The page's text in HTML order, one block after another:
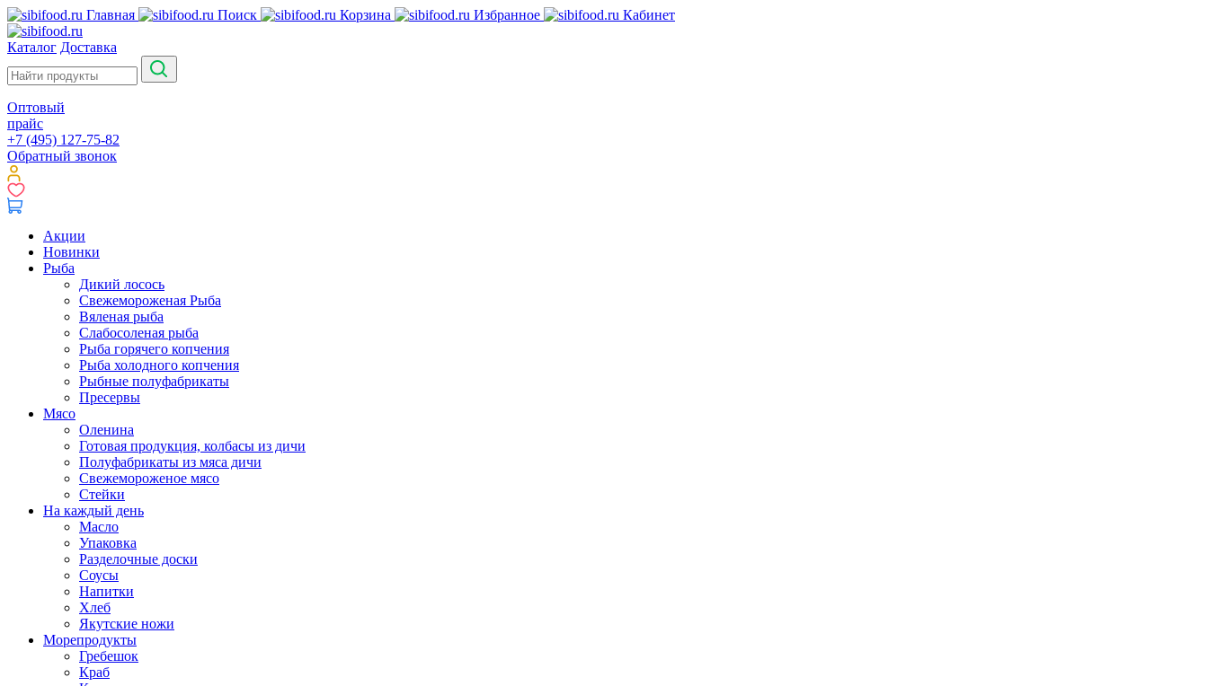
Главная Поиск Корзина Избранное Кабинет
Каталог Доставка
Оптовый
прайс
+7 (495) 127-75-82
Обратный звонок
Акции
Новинки
Рыба
Дикий лосось
Свежемороженая Рыба
Вяленая рыба
Слабосоленая рыба
Рыба горячего копчения
Рыба холодного копчения
Рыбные полуфабрикаты
Пресервы
Мясо
Оленина
Готовая продукция, колбасы из дичи
Полуфабрикаты из мяса дичи
Свежемороженое мясо
Стейки
На каждый день
Масло
Упаковка
Разделочные доски
Соусы
Напитки
Хлеб
Якутские ножи
Морепродукты
Гребешок
Краб